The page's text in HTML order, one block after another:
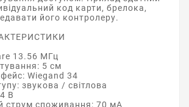
код карти, брелока,
його контролеру.
13.56 МГц
5 см
Wiegand 34
звукова / світлова
В
струм споживання: 70 мА